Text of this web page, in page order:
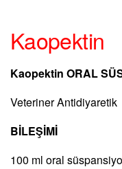
Kaopektin
Kaopektin ORAL
Veteriner Antidiyaretik
BİLEŞİMİ
100 ml oral